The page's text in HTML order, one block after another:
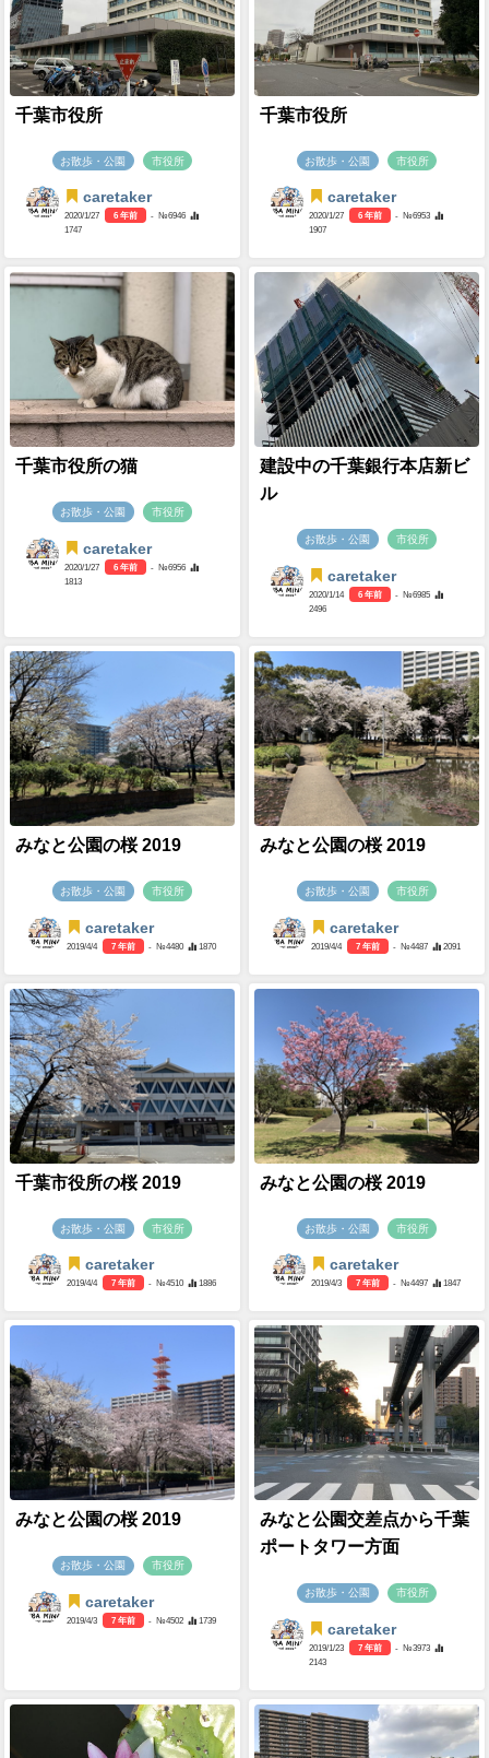
千葉市役所
お散歩・公園 市役所
caretaker
2020/1/27 6 年前
- №6946
1747
千葉市役所
お散歩・公園 市役所
caretaker
2020/1/27 6 年前
- №6953
1907
千葉市役所の猫
お散歩・公園 市役所
caretaker
2020/1/27 6 年前
- №6956
1813
建設中の千葉銀行本店新ビ
ル
お散歩・公園 市役所
caretaker
2020/1/14 6 年前
- №6985
2496
みなと公園の桜 2019
お散歩・公園 市役所
caretaker
2019/4/4 7 年前 - №4480 1870
みなと公園の桜 2019
お散歩・公園 市役所
caretaker
2019/4/4 7 年前 - №4487 2091
千葉市役所の桜 2019
お散歩・公園 市役所
caretaker
2019/4/4 7 年前 - №4510 1886
みなと公園の桜 2019
お散歩・公園 市役所
caretaker
2019/4/3 7 年前 - №4497 1847
みなと公園の桜 2019
お散歩・公園 市役所
caretaker
2019/4/3 7 年前 - №4502 1739
みなと公園交差点から千葉
ポートタワー方面
お散歩・公園 市役所
caretaker
2019/1/23 7 年前
- №3973
2143